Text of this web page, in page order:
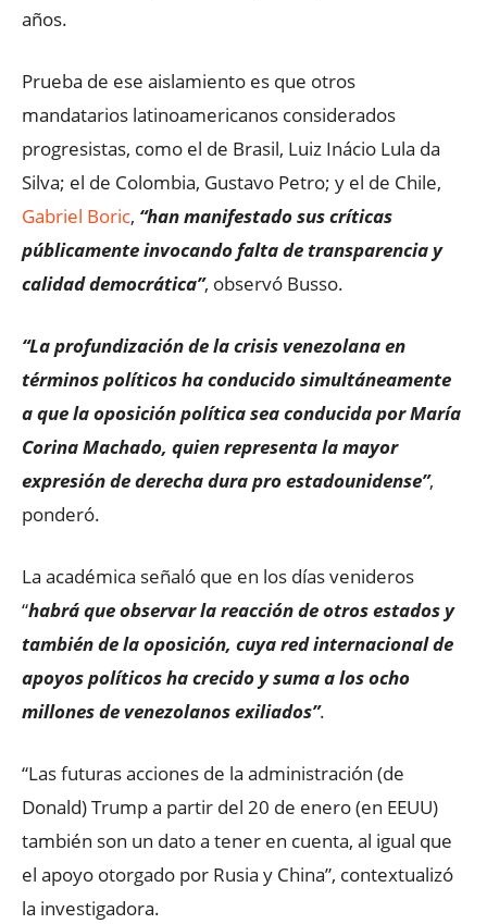
años.
Prueba de ese aislamiento es que otros
mandatarios latinoamericanos considerados
progresistas, como el de Brasil, Luiz Inácio Lula da
Silva; el de Colombia, Gustavo Petro; y el de Chile,
Gabriel Boric, “han manifestado sus críticas
públicamente invocando falta de transparencia y
calidad democrática”, observó Busso.
“La profundización de la crisis venezolana en
términos políticos ha conducido simultáneamente
a que la oposición política sea conducida por María
Corina Machado, quien representa la mayor
expresión de derecha dura pro estadounidense”,
ponderó.
La académica señaló que en los días venideros
“habrá que observar la reacción de otros estados y
también de la oposición, cuya red internacional de
apoyos políticos ha crecido y suma a los ocho
millones de venezolanos exiliados”.
“Las futuras acciones de la administración (de
Donald) Trump a partir del 20 de enero (en EEUU)
también son un dato a tener en cuenta, al igual que
el apoyo otorgado por Rusia y China”, contextualizó
la investigadora.